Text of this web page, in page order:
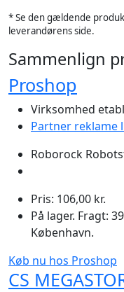
* Se den gældende
leverandørens side.
Sammenlign
Proshop
Virksomhed
Partner reklame
Roborock
Pris: 106,00 kr.
På lager. Fragt:
København.
Køb nu hos Proshop
CS